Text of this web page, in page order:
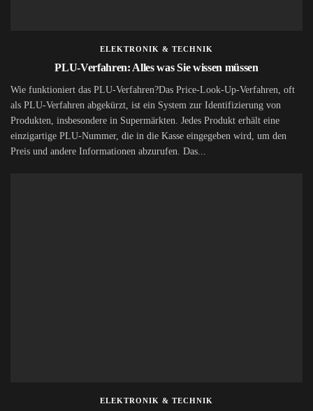
ELEKTRONIK & TECHNIK
PLU-Verfahren: Alles was Sie wissen müssen
Wie funktioniert das PLU-Verfahren?Das Price-Look-Up-Verfahren, oft
als PLU-Verfahren abgekürzt, ist ein System zur Identifizierung von
Produkten, insbesondere in Supermärkten. Jedes Produkt erhält eine
einzigartige PLU-Nummer, die in die Kasse eingegeben wird, um den
Preis und andere Informationen abzurufen. Das...
ELEKTRONIK & TECHNIK